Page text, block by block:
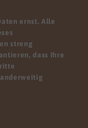
ernst. Alle
streng
dass Ihre